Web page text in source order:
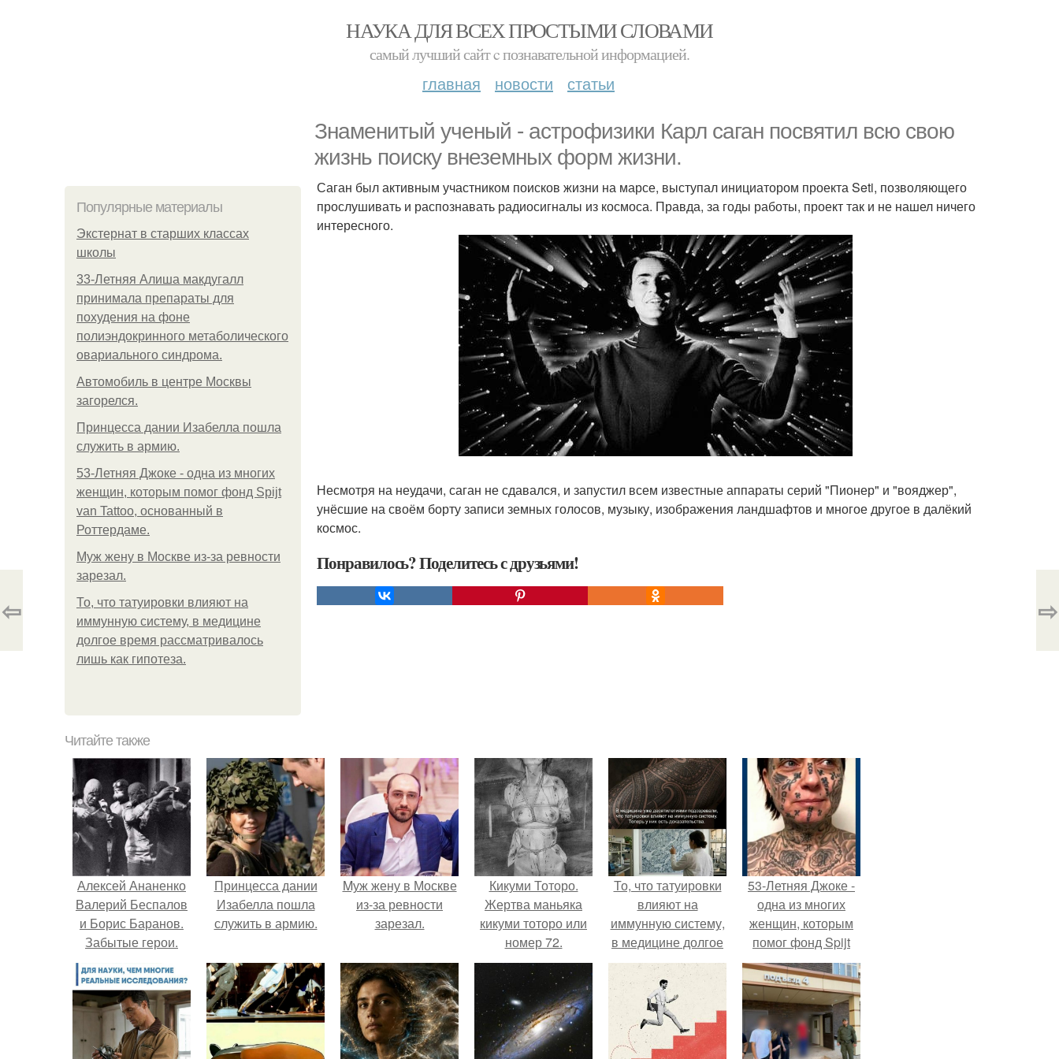
НАУКА ДЛЯ ВСЕХ ПРОСТЫМИ СЛОВАМИ
самый лучший сайт c познавательной информацией.
главная новости статьи
Знaмeнитый ученый - астрофизики Карл саган посвятил всю свою
жизнь поиску внеземных форм жизни.
Популярные материалы
Экстернат в старших классах
школы
33-Летняя Алиша макдугалл
принимала препараты для
похудения на фоне
полиэндокринного метаболического
овариального синдрома.
Автомобиль в центре Москвы
загорелся.
Принцесса дании Изабелла пошла
служить в армию.
53-Летняя Джоке - одна из многих
женщин, которым помог фонд Spijt
van Tattoo, основанный в
Роттердаме.
Mуж жену в Москве из-за ревности
зарезал.
То, что татуировки влияют на
иммунную систему, в медицине
долгое время рассматривалось
лишь как гипотеза.
Саган был активным участником поисков жизни на марсе, выступал инициатором проекта Seti, позволяющего
прослушивать и распознавать радиосигналы из космоса. Правда, за годы работы, проект так и не нашел ничего
интересного.
Несмотря на неудачи, саган не сдавался, и запустил всем известные аппараты серий "Пионер" и "вояджер",
унёсшие на своём борту записи земных голосов, музыку, изображения ландшафтов и многое другое в далёкий
космос.
Понравилось? Поделитесь с друзьями!
⇦ ⇨
Читайте также
Алексей Ананенко
Валерий Беспалов
и Борис Баранов.
Забытые герои.
дайверы.
Принцесса дании
Изабелла пошла
служить в армию.
Mуж жену в Москве
из-за ревности
зарезал.
Кикуми Тоторо.
Жертва маньяка
кикуми тоторо или
номер 72.
То, что татуировки
влияют на
иммунную систему,
в медицине долгое
время
рассматривалось
лишь как гипотеза.
53-Летняя Джоке -
одна из многих
женщин, которым
помог фонд Spijt
van Tattoo,
основанный в
Роттердаме.